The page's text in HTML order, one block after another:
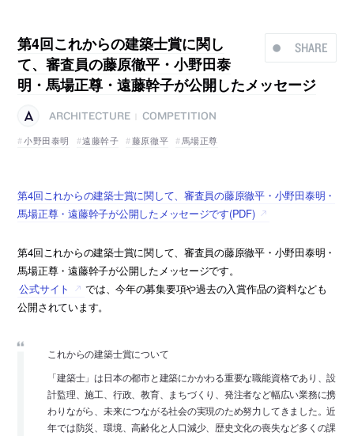
SHARE
第4回これからの建築士賞に関し
て、審査員の藤原徹平・小野田泰
明・馬場正尊・遠藤幹子が公開したメッセージ
ARCHITECTURE
COMPETITION
小野田泰明
遠藤幹子 藤原徹平 馬場正尊
第4回これからの建築士賞に関して、審査員の藤原徹平・小野田泰明・
馬場正尊・遠藤幹子が公開したメッセージです(PDF)
第4回これからの建築士賞に関して、審査員の藤原徹平・小野田泰明・
馬場正尊・遠藤幹子が公開したメッセージです。
公式サイト
では、今年の募集要項や過去の入賞作品の資料なども
公開されています。
これからの建築士賞について
「建築士」は日本の都市と建築にかかわる重要な職能資格であり、設
計監理、施工、行政、教育、まちづくり、発注者など幅広い業務に携
わりながら、未来につながる社会の実現のため努力してきました。近
年では防災、環境、高齢化と人口減少、歴史文化の喪失など多くの課